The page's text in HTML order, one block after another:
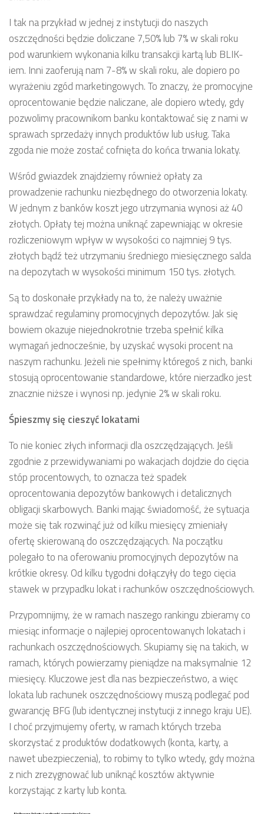
I tak na przykład w jednej z instytucji do naszych
oszczędności będzie doliczane 7,50% lub 7% w skali roku
pod warunkiem wykonania kilku transakcji kartą lub BLIK-
iem. Inni zaoferują nam 7-8% w skali roku, ale dopiero po
wyrażeniu zgód marketingowych. To znaczy, że promocyjne
oprocentowanie będzie naliczane, ale dopiero wtedy, gdy
pozwolimy pracownikom banku kontaktować się z nami w
sprawach sprzedaży innych produktów lub usług. Taka
zgoda nie może zostać cofnięta do końca trwania lokaty.
Wśród gwiazdek znajdziemy również opłaty za
prowadzenie rachunku niezbędnego do otworzenia lokaty.
W jednym z banków koszt jego utrzymania wynosi aż 40
złotych. Opłaty tej można uniknąć zapewniając w okresie
rozliczeniowym wpływ w wysokości co najmniej 9 tys.
złotych bądź też utrzymaniu średniego miesięcznego salda
na depozytach w wysokości minimum 150 tys. złotych.
Są to doskonałe przykłady na to, że należy uważnie
sprawdzać regulaminy promocyjnych depozytów. Jak się
bowiem okazuje niejednokrotnie trzeba spełnić kilka
wymagań jednocześnie, by uzyskać wysoki procent na
naszym rachunku. Jeżeli nie spełnimy któregoś z nich, banki
stosują oprocentowanie standardowe, które nierzadko jest
znacznie niższe i wynosi np. jedynie 2% w skali roku.
Śpieszmy się cieszyć lokatami
To nie koniec złych informacji dla oszczędzających. Jeśli
zgodnie z przewidywaniami po wakacjach dojdzie do cięcia
stóp procentowych, to oznacza też spadek
oprocentowania depozytów bankowych i detalicznych
obligacji skarbowych. Banki mając świadomość, że sytuacja
może się tak rozwinąć już od kilku miesięcy zmieniały
ofertę skierowaną do oszczędzających. Na początku
polegało to na oferowaniu promocyjnych depozytów na
krótkie okresy. Od kilku tygodni dołączyły do tego cięcia
stawek w przypadku lokat i rachunków oszczędnościowych.
Przypomnijmy, że w ramach naszego rankingu zbieramy co
miesiąc informacje o najlepiej oprocentowanych lokatach i
rachunkach oszczędnościowych. Skupiamy się na takich, w
ramach, których powierzamy pieniądze na maksymalnie 12
miesięcy. Kluczowe jest dla nas bezpieczeństwo, a więc
lokata lub rachunek oszczędnościowy muszą podlegać pod
gwarancję BFG (lub identycznej instytucji z innego kraju UE).
I choć przyjmujemy oferty, w ramach których trzeba
skorzystać z produktów dodatkowych (konta, karty, a
nawet ubezpieczenia), to robimy to tylko wtedy, gdy można
z nich zrezygnować lub uniknąć kosztów aktywnie
korzystając z karty lub konta.